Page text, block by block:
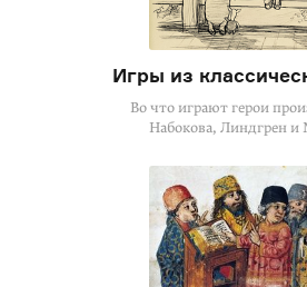
Игры из
Во что играют герои
Набокова, Линдгрен